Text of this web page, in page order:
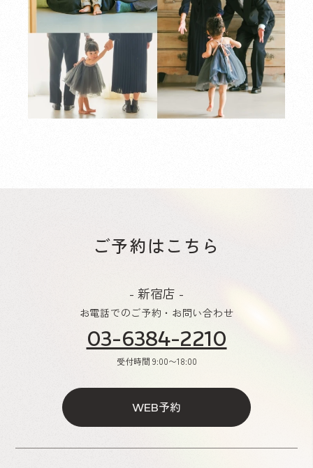
ご予約はこちら
- 新宿店 -
お電話でのご予約・お問い合わせ
03-6384-2210
受付時間 9:00〜18:00
WEB予約